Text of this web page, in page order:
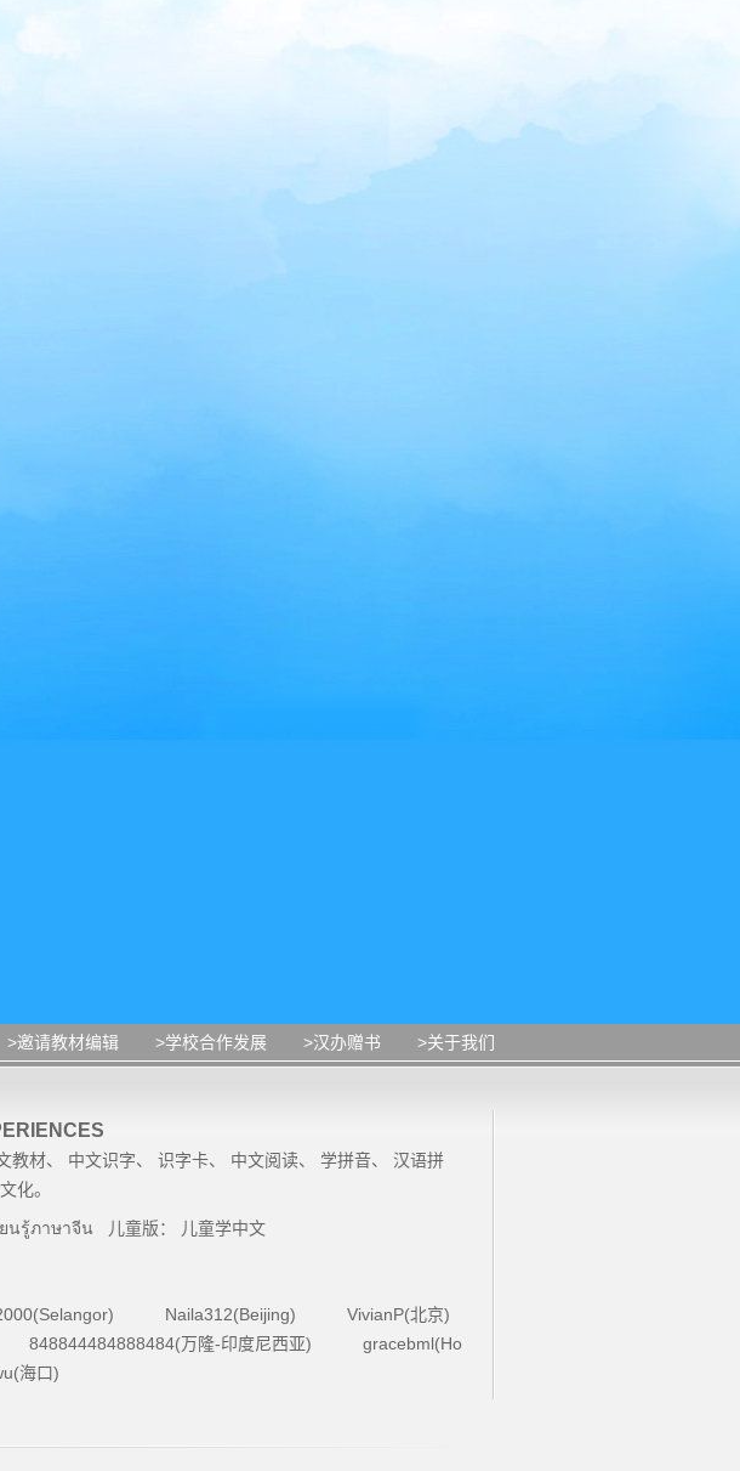
>邀请教材编辑 >学校合作发展 >汉办赠书 >关于我们
教材、 中文识字、 识字卡、 中文阅读、 学拼音、 汉语拼
化。
ยนรู้ภาษาจีน 儿童版： 儿童学中文
Naila312(Beijing)
VivianP(北京)
848844484888484(万隆-印度尼西亚)
gracebml(Ho
海口)